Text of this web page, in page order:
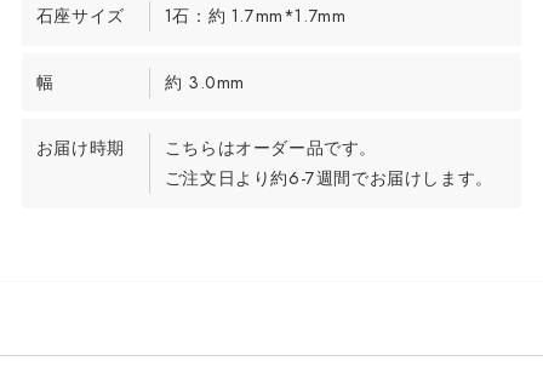
石座サイズ 1石：約 1.7mm*1.7mm
幅 約 3.0mm
お届け時期
こちらはオーダー品です。
ご注文日より約6-7週間でお届けします。